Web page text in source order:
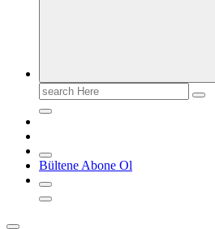
Search
for:
Bültene Abone Ol